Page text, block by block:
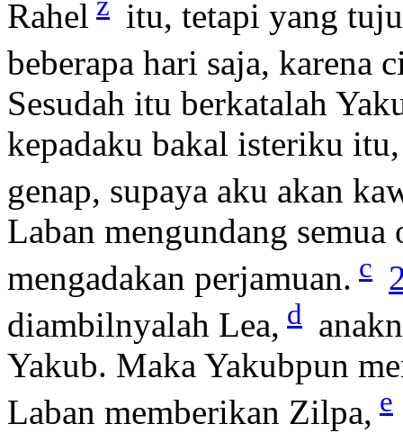
Rahel
itu, tetapi yang
beberapa hari saja, karena
Sesudah itu berkatalah
kepadaku bakal isteriku
genap, supaya aku akan
Laban mengundang
mengadakan perjamuan. c
diambilnyalah Lea, d
Yakub. Maka Yakubpun
Laban memberikan Zilpa, e